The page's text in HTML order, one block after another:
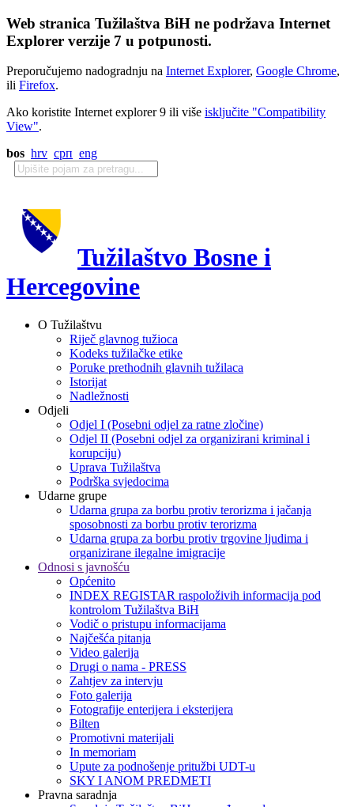
Web stranica Tužilaštva BiH ne podržava Internet
Explorer verzije 7 u potpunosti.
Preporučujemo nadogradnju na Internet Explorer, Google Chrome,
ili Firefox.
Ako koristite Internet explorer 9 ili više isključite "Compatibility
View".
bos hrv срп eng
Tužilaštvo Bosne i
Hercegovine
O Tužilaštvu
Riječ glavnog tužioca
Kodeks tužilačke etike
Poruke prethodnih glavnih tužilaca
Istorijat
Nadležnosti
Odjeli
Odjel I (Posebni odjel za ratne zločine)
Odjel II (Posebni odjel za organizirani kriminal i
korupciju)
Uprava Tužilaštva
Podrška svjedocima
Udarne grupe
Udarna grupa za borbu protiv terorizma i jačanja
sposobnosti za borbu protiv terorizma
Udarna grupa za borbu protiv trgovine ljudima i
organizirane ilegalne imigracije
Odnosi s javnošću
Općenito
INDEX REGISTAR raspoloživih informacija pod
kontrolom Tužilaštva BiH
Vodič o pristupu informacijama
Najčešća pitanja
Video galerija
Drugi o nama - PRESS
Zahtjev za intervju
Foto galerija
Fotografije enterijera i eksterijera
Bilten
Promotivni materijali
In memoriam
Upute za podnošenje pritužbi UDT-u
SKY I ANOM PREDMETI
Pravna saradnja